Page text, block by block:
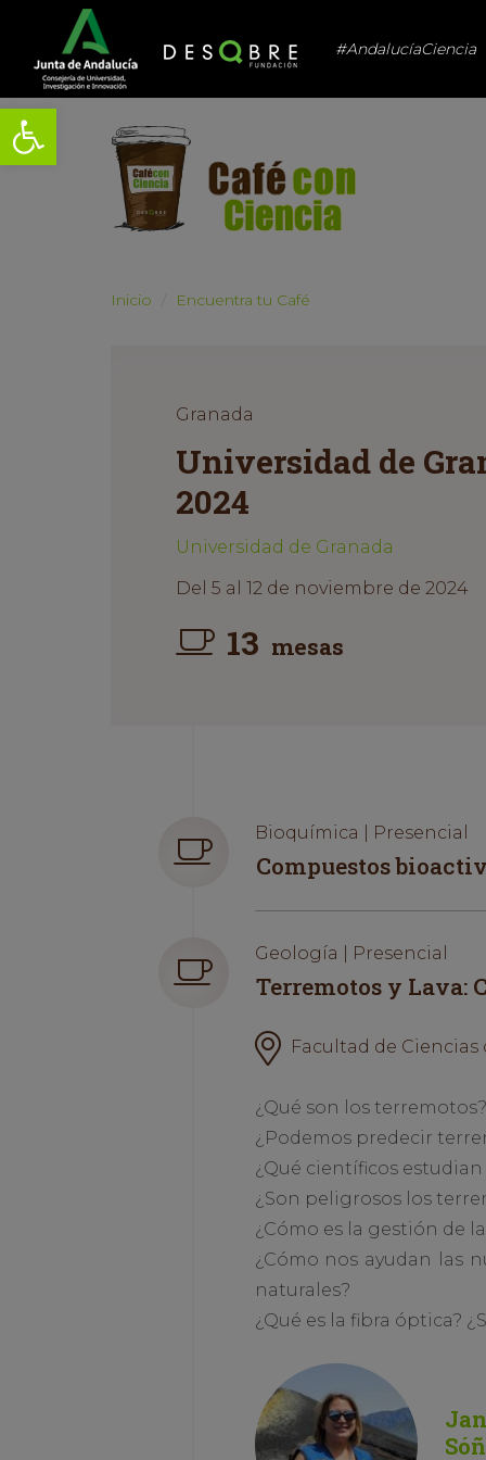
Abrir barra de herramientas
#AndalucíaCiencia
Inicio Encuentra tu Café
Granada
Universidad de
2024
Universidad de Granada
Del 5 al 12 de noviembre de 2024
13 mesas
Bioquímica | Presencial
Compuestos
Geología | Presencial
Terremotos y Lava:
Facultad de Ciencias
¿Qué son los
¿Podemos predecir
¿Qué científicos estudian
¿Son peligrosos los
¿Cómo es la gestión de
¿Cómo nos ayudan las
naturales?
¿Qué es la fibra óptica?